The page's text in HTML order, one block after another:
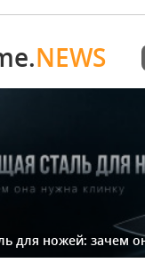
NEWS
для ножей: зачем